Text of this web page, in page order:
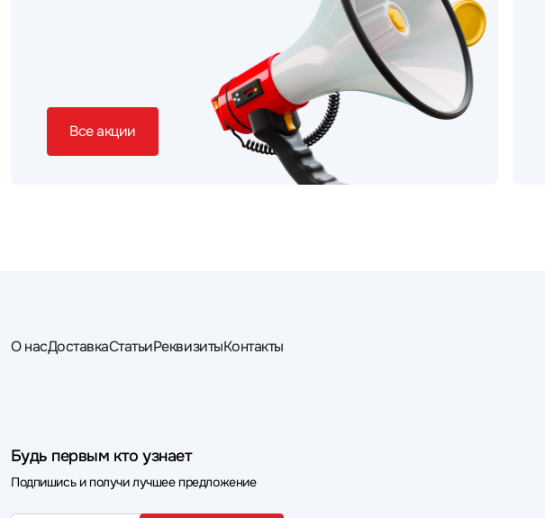
Все акции
О насДоставкаСтатьиРеквизитыКонтакты
Будь первым кто узнает
Подпишись и получи лучшее предложение